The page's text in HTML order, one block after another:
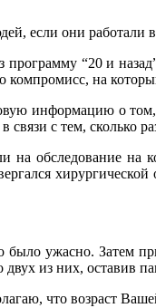
если они работали в
“20 и
на
информацию о том,
связи с тем, сколько
на обследование
было ужасно.
из них, оставив
что возраст